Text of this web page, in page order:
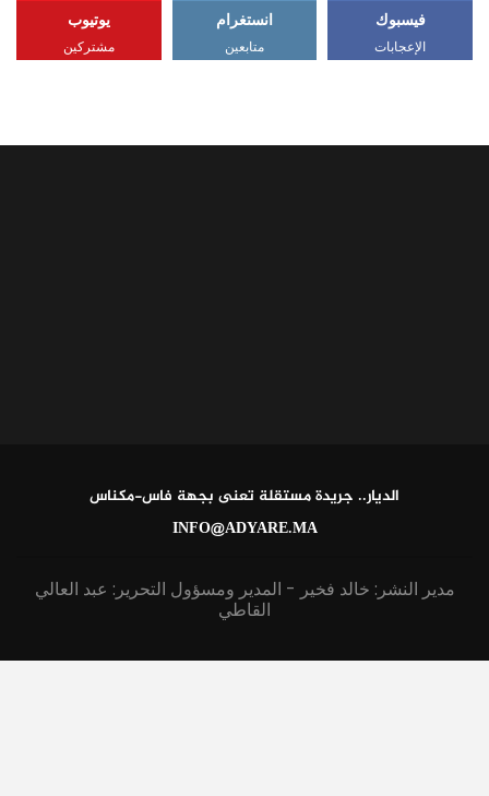
فيسبوك
الإعجابات
انستغرام
متابعين
يوتيوب
مشتركين
الديار.. جريدة مستقلة تعنى بجهة فاس-مكناس
INFO@ADYARE.MA
مدير النشر: خالد فخير - المدير ومسؤول التحرير: عبد العالي
القاطي